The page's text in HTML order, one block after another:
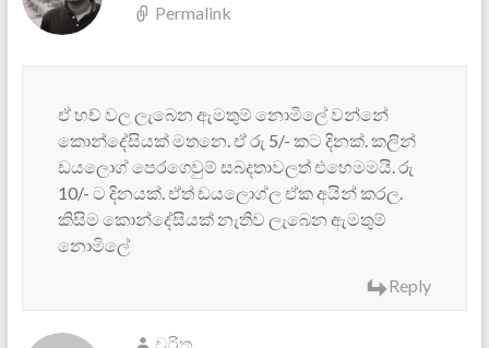
Permalink
ඒ හච් වල ලැබෙන ඇමතුම් නොමිලේ වන්නේ
කොන්දේසියක් මතනෙ. ඒ රු 5/- කට දිනක්. කලින්
ඩයලොග් පෙරගෙවුම් සබදතාවලත් එහෙමමයි. රු
10/- ට දිනයක්. ඒත් ඩයලොග්ල ඒක අයින් කරල.
කිසිම කොන්දේසියක් නැතිව ලැබෙන ඇමතුම්
නොමිලේ
Reply
චරිත